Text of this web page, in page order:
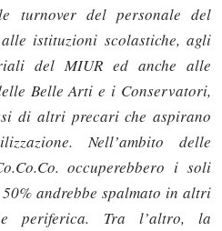
turnover del personale del
istituzioni scolastiche, agli
del MIUR ed anche alle
Belle Arti e i Conservatori,
di altri precari che aspirano
Nell’ambito delle
occuperebbero i soli
andrebbe spalmato in altri
periferica. Tra l’altro, la